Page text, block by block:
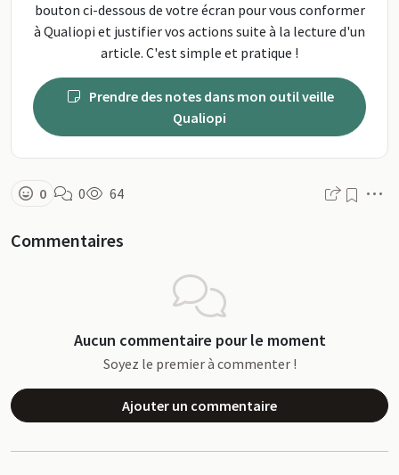
bouton ci-dessous de votre écran pour vous conformer
à Qualiopi et justifier vos actions suite à la lecture d'un
article. C'est simple et pratique !
Qualiopi
0 0 64
Commentaires
Aucun commentaire pour le moment
Soyez le premier à commenter !
Ajouter un commentaire